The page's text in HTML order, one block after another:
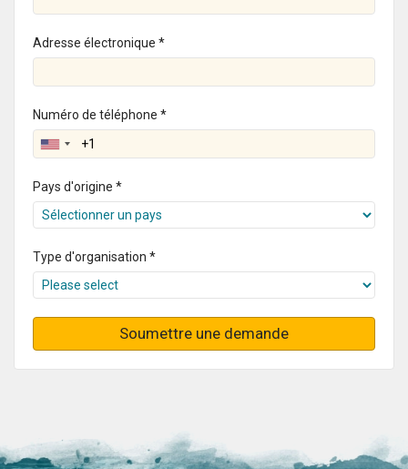
Adresse électronique *
Numéro de téléphone *
Pays d'origine *
Type d'organisation *
Soumettre une demande